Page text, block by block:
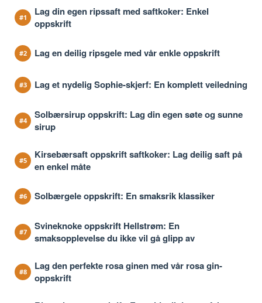
Lag din egen ripssaft med saftkoker: Enkel
oppskrift
Lag en deilig ripsgele med vår enkle oppskrift
Lag et nydelig Sophie-skjerf: En komplett veiledning
Solbærsirup oppskrift: Lag din egen søte og sunne
sirup
Kirsebærsaft oppskrift saftkoker: Lag deilig saft på
en enkel måte
Solbærgele oppskrift: En smaksrik klassiker
Svineknoke oppskrift Hellstrøm: En
smaksopplevelse du ikke vil gå glipp av
Lag den perfekte rosa ginen med vår rosa gin-
oppskrift